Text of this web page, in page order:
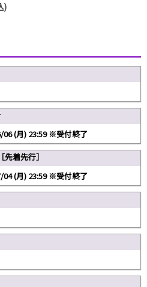
)
06 (月) 23:59 ※受付終了
着先行］
04 (月) 23:59 ※受付終了